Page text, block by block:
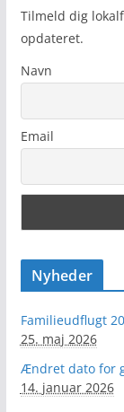
Tilmeld dig
opdateret.
Navn
Email
Nyheder
Familieudflugt
25. maj 2026
Ændret dato for
14. januar 2026